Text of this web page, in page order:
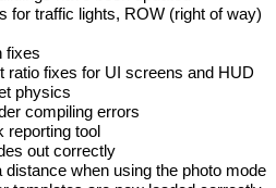
for traffic lights, ROW (right of way)
fixes
ratio fixes for UI screens and HUD
physics
compiling errors
reporting tool
out correctly
distance when using the photo mode